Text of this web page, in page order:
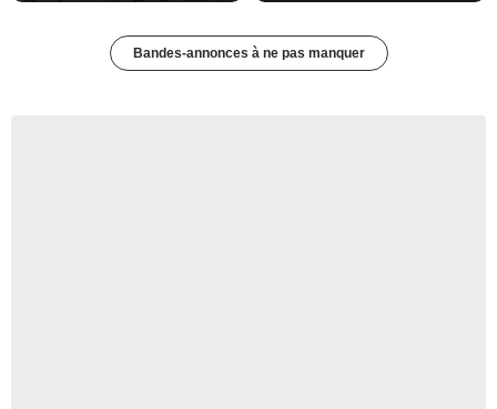
Bandes-annonces à ne pas manquer